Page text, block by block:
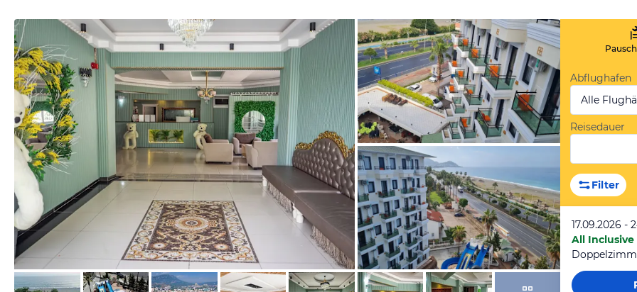
von Expedia
Abflughafen
Alle
Reisedauer
Filter
17.09.2026 -
All Inclusive